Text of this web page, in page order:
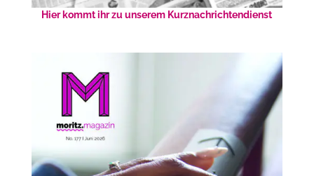
Hier kommt ihr zu unserem Kurznachrichtendienst